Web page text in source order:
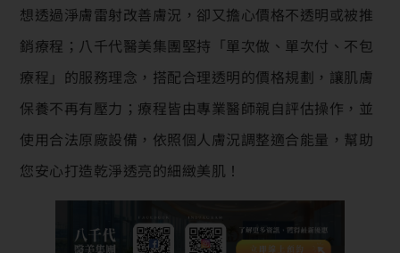
想透過淨膚雷射改善膚況，卻又擔心價格不透明或被推
銷療程；八千代醫美集團堅持「單次做、單次付、不包
療程」的服務理念，搭配合理透明的價格規劃，讓肌膚
保養不再有壓力；療程皆由專業醫師親自評估操作，並
使用合法原廠設備，依照個人膚況調整適合能量，幫助
您安心打造乾淨透亮的細緻美肌！